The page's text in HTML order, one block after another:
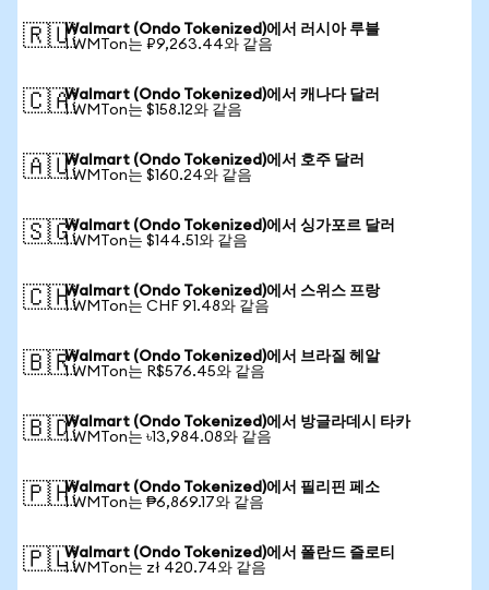
🇷🇺Walmart (Ondo Tokenized)에서 러시아 루블
1 WMTon는 ₽9,263.44와 같음
🇨🇦Walmart (Ondo Tokenized)에서 캐나다 달러
1 WMTon는 $158.12와 같음
🇦🇺Walmart (Ondo Tokenized)에서 호주 달러
1 WMTon는 $160.24와 같음
🇸🇬Walmart (Ondo Tokenized)에서 싱가포르 달러
1 WMTon는 $144.51와 같음
🇨🇭Walmart (Ondo Tokenized)에서 스위스 프랑
1 WMTon는 CHF 91.48와 같음
🇧🇷Walmart (Ondo Tokenized)에서 브라질 헤알
1 WMTon는 R$576.45와 같음
🇧🇩Walmart (Ondo Tokenized)에서 방글라데시 타카
1 WMTon는 ৳13,984.08와 같음
🇵🇭Walmart (Ondo Tokenized)에서 필리핀 페소
1 WMTon는 ₱6,869.17와 같음
🇵🇱Walmart (Ondo Tokenized)에서 폴란드 즐로티
1 WMTon는 zł 420.74와 같음